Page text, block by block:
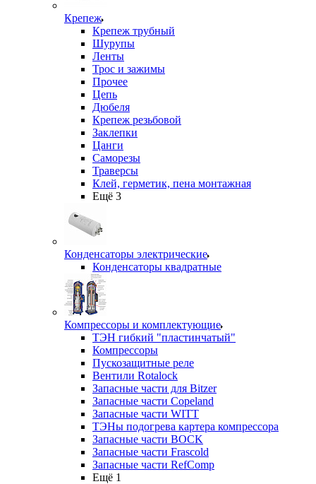
Крепеж
Крепеж трубный
Шурупы
Ленты
Трос и зажимы
Прочее
Цепь
Дюбеля
Крепеж резьбовой
Заклепки
Цанги
Саморезы
Траверсы
Клей, герметик, пена монтажная
Ещё 3
Конденсаторы электрические
Конденсаторы квадратные
Компрессоры и комплектующие
ТЭН гибкий "пластинчатый"
Компрессоры
Пускозащитные реле
Вентили Rotalock
Запасные части для Bitzer
Запасные части Copeland
Запасные части WITT
ТЭНы подогрева картера компрессора
Запасные части BOCK
Запасные части Frascold
Запасные части RefComp
Ещё 1